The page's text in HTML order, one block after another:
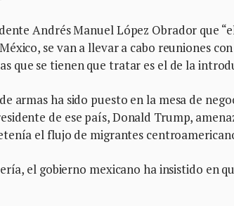
Andrés Manuel López Obrador que
se van a llevar a cabo reuniones
que se tienen que tratar es el de la
armas ha sido puesto en la mesa de
de ese país, Donald Trump,
el flujo de migrantes
el gobierno mexicano ha insistido en